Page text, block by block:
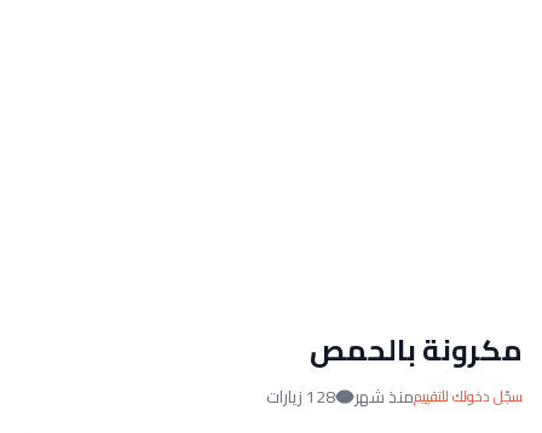
مكرونة بالحمص
سجّل دخولك للتقييممنذ شهر 128 زيارات